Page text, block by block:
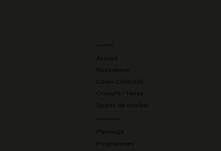
Accueil
Musculation
Cours Collectifs
CrossFit / Hyrox
Sports de combat
INFOS PRATIQUES
Plannings
Programmes